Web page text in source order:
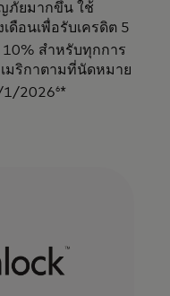
Legend
ภัยมากขึ้น ใช้
ดือนเพื่อรับเครดิต 5
สำหรับทุกการ
มริกาตามที่นัดหมาย
1/20266*